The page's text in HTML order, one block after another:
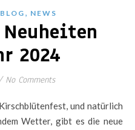
BLOG , NEWS
Neuheiten
2024
No Comments
Wetter, gibt es die neue